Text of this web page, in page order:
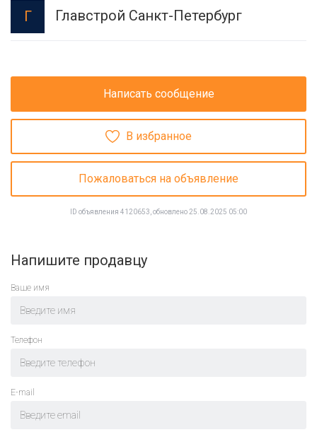
Г Главстрой Санкт-Петербург
Написать сообщение
В избранное
Пожаловаться на объявление
ID объявления 4120653, обновлено 25.08.2025 05:00
Напишите продавцу
Ваше имя
Телефон
E-mail